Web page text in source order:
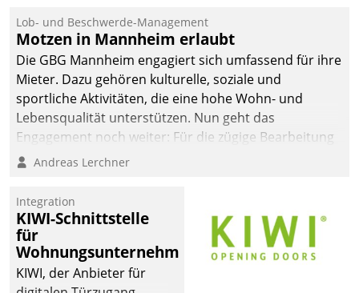
Ressort Kapitalanlage für
künftige Aufgaben und
Herausforderungen
gerüstet.
Lob- und Beschwerde-Management
Motzen in Mannheim erlaubt
Die GBG Mannheim engagiert sich umfassend für ihre
Mieter. Dazu gehören kulturelle, soziale und
sportliche Aktivitäten, die eine hohe Wohn- und
Lebensqualität unterstützen. Nun geht das
Engagement noch weiter: Für die zügige Bearbeitung
von Beschwerden – oder Lob – richtet das
und Beschwerde-Management einen eigenen Kanal
ein.
Andreas Lerchner
Integration
KIWI-Schnittstelle
für
Wohnungsunternehmen
KIWI, der Anbieter für